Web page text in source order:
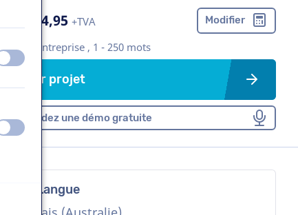
US$ 304,95 +TVA Modifier
Vidéo d'entreprise , 1 - 250 mots
Créer projet
Demandez une démo gratuite
Langue
éteintactivé
éteintactivé